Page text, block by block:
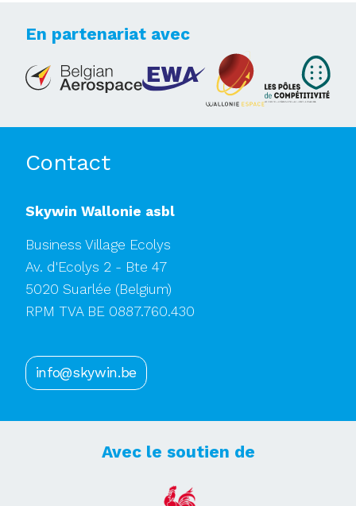
En partenariat avec
Contact
Skywin Wallonie asbl
Business Village Ecolys
Av. d'Ecolys 2 - Bte 47
5020 Suarlée (Belgium)
RPM TVA BE 0887.760.430
info@skywin.be
Avec le soutien de